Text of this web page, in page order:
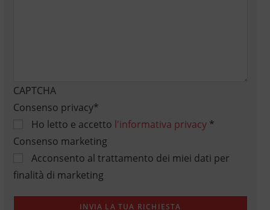
CAPTCHA
Consenso privacy*
Ho letto e accetto l'informativa privacy*
Consenso marketing
Acconsento al trattamento dei miei dati per
finalità di marketing